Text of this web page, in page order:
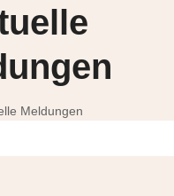
Meldungen